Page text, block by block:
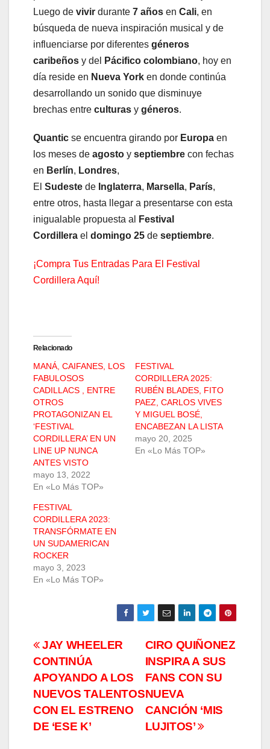
Luego de vivir durante 7 años en Cali, en
búsqueda de nueva inspiración musical y de
influenciarse por diferentes géneros
caribeños y del Pácifico colombiano, hoy en
día reside en Nueva York en donde continúa
desarrollando un sonido que disminuye
brechas entre culturas y géneros.
Quantic se encuentra girando por Europa en
los meses de agosto y septiembre con fechas
en Berlín, Londres,
El Sudeste de Inglaterra, Marsella, París,
entre otros, hasta llegar a presentarse con esta
inigualable propuesta al
Festival
Cordillera el domingo 25 de septiembre.
¡Compra Tus Entradas Para El Festival
Cordillera Aquí!
Relacionado
MANÁ, CAIFANES, LOS
FABULOSOS
CADILLACS , ENTRE
OTROS
PROTAGONIZAN EL
‘FESTIVAL
CORDILLERA’ EN UN
LINE UP NUNCA
ANTES VISTO
mayo 13, 2022
En «Lo Más TOP»
FESTIVAL
CORDILLERA 2025:
RUBÉN BLADES, FITO
PAEZ, CARLOS VIVES
Y MIGUEL BOSÉ,
ENCABEZAN LA LISTA
mayo 20, 2025
En «Lo Más TOP»
FESTIVAL
CORDILLERA 2023:
TRANSFÓRMATE EN
UN SUDAMERICAN
ROCKER
mayo 3, 2023
En «Lo Más TOP»
Navegación
de
entradas
CIRO QUIÑONEZ
INSPIRA A SUS
FANS CON SU
NUEVA
CANCIÓN ‘MIS
LUJITOS’
JAY WHEELER
CONTINÚA
APOYANDO A LOS
NUEVOS TALENTOS
CON EL ESTRENO
DE ‘ESE K’